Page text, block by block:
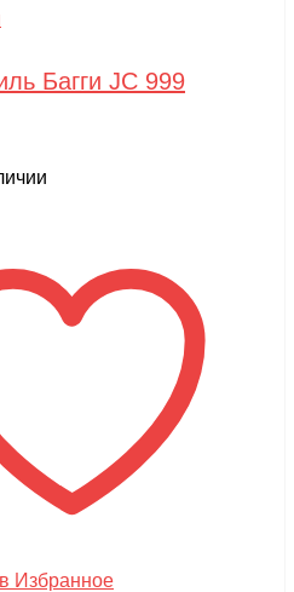
Багги JC 999
Избранное